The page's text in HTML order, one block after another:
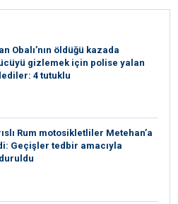
Obalı’nın öldüğü kazada
gizlemek için polise yalan
4 tutuklu
Rum motosikletliler Metehan’a
Geçişler tedbir amacıyla